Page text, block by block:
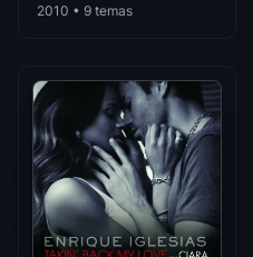
102
La Botella
Enrique Iglesias• 0
103
Love And Pain
Enrique Iglesias• 0
104
Me Voy Acostumbrando
Enrique Iglesias• 0
2010 • 9 temas